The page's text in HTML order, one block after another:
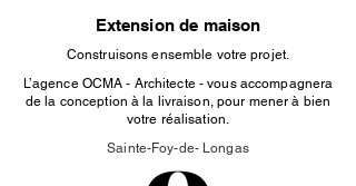
Extension de maison
Construisons ensemble votre projet.
L’agence OCMA - Architecte - vous accompagnera
de la conception à la livraison, pour mener à bien
votre réalisation.
Sainte-Foy-de- Longas